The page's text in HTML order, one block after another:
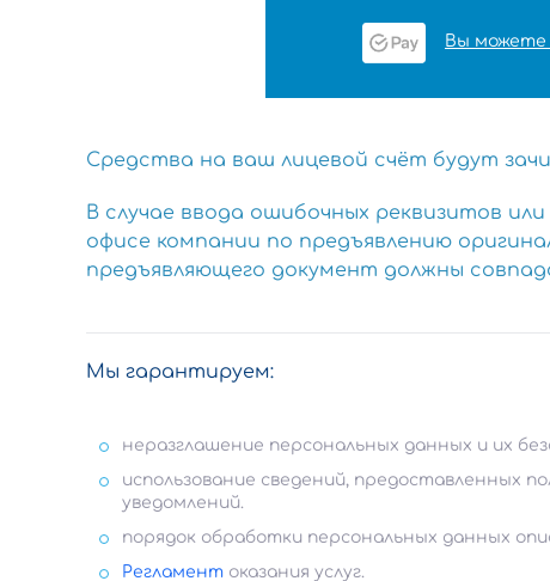
Вы можете
Средства на ваш лицевой счёт будут
В случае ввода ошибочных реквизитов
офисе компании по предъявлению
предъявляющего документ должны
Мы гарантируем:
неразглашение персональных данных и их
использование сведений, предоставленных
уведомлений.
порядок обработки персональных данных
Регламент оказания услуг.